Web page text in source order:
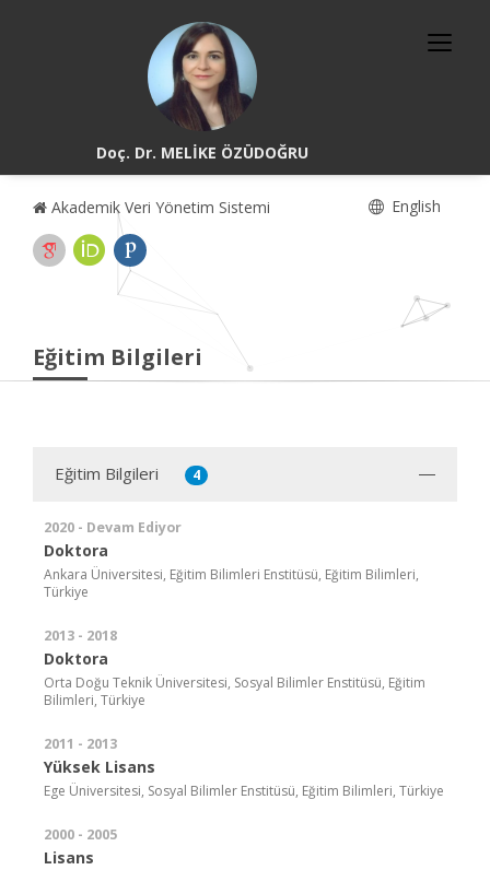
Doç. Dr. MELİKE ÖZÜDOĞRU
Akademik Veri Yönetim Sistemi English
Eğitim Bilgileri
Eğitim Bilgileri 4
2020 - Devam Ediyor
Doktora
Ankara Üniversitesi, Eğitim Bilimleri Enstitüsü, Eğitim Bilimleri,
Türkiye
2013 - 2018
Doktora
Orta Doğu Teknik Üniversitesi, Sosyal Bilimler Enstitüsü, Eğitim
Bilimleri, Türkiye
2011 - 2013
Yüksek Lisans
Ege Üniversitesi, Sosyal Bilimler Enstitüsü, Eğitim Bilimleri, Türkiye
2000 - 2005
Lisans